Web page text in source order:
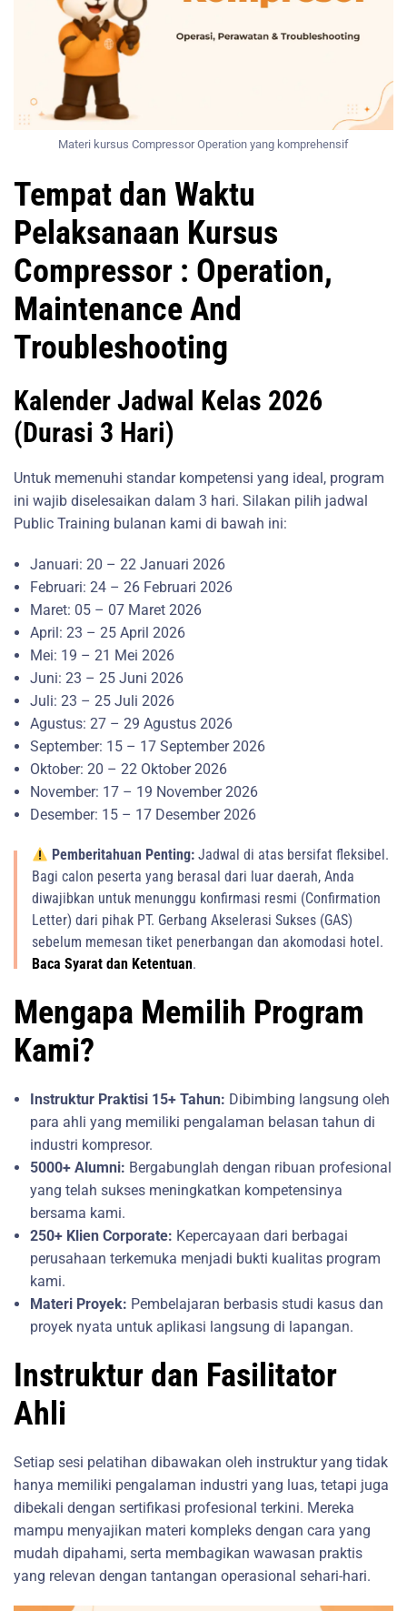
Materi kursus Compressor Operation yang komprehensif
Tempat dan Waktu
Pelaksanaan Kursus
Compressor : Operation,
Maintenance And
Troubleshooting
Kalender Jadwal Kelas 2026
(Durasi 3 Hari)
Untuk memenuhi standar kompetensi yang ideal, program
ini wajib diselesaikan dalam 3 hari. Silakan pilih jadwal
Public Training bulanan kami di bawah ini:
Januari: 20 – 22 Januari 2026
Februari: 24 – 26 Februari 2026
Maret: 05 – 07 Maret 2026
April: 23 – 25 April 2026
Mei: 19 – 21 Mei 2026
Juni: 23 – 25 Juni 2026
Juli: 23 – 25 Juli 2026
Agustus: 27 – 29 Agustus 2026
September: 15 – 17 September 2026
Oktober: 20 – 22 Oktober 2026
November: 17 – 19 November 2026
Desember: 15 – 17 Desember 2026
Pemberitahuan Penting: Jadwal di atas bersifat fleksibel.
Bagi calon peserta yang berasal dari luar daerah, Anda
diwajibkan untuk menunggu konfirmasi resmi (Confirmation
Letter) dari pihak PT. Gerbang Akselerasi Sukses (GAS)
sebelum memesan tiket penerbangan dan akomodasi hotel.
Baca Syarat dan Ketentuan.
Mengapa Memilih Program
Kami?
Instruktur Praktisi 15+ Tahun: Dibimbing langsung oleh
para ahli yang memiliki pengalaman belasan tahun di
industri kompresor.
5000+ Alumni: Bergabunglah dengan ribuan profesional
yang telah sukses meningkatkan kompetensinya
bersama kami.
250+ Klien Corporate: Kepercayaan dari berbagai
perusahaan terkemuka menjadi bukti kualitas program
kami.
Materi Proyek: Pembelajaran berbasis studi kasus dan
proyek nyata untuk aplikasi langsung di lapangan.
Instruktur dan Fasilitator
Ahli
Setiap sesi pelatihan dibawakan oleh instruktur yang tidak
hanya memiliki pengalaman industri yang luas, tetapi juga
dibekali dengan sertifikasi profesional terkini. Mereka
mampu menyajikan materi kompleks dengan cara yang
mudah dipahami, serta membagikan wawasan praktis
yang relevan dengan tantangan operasional sehari-hari.